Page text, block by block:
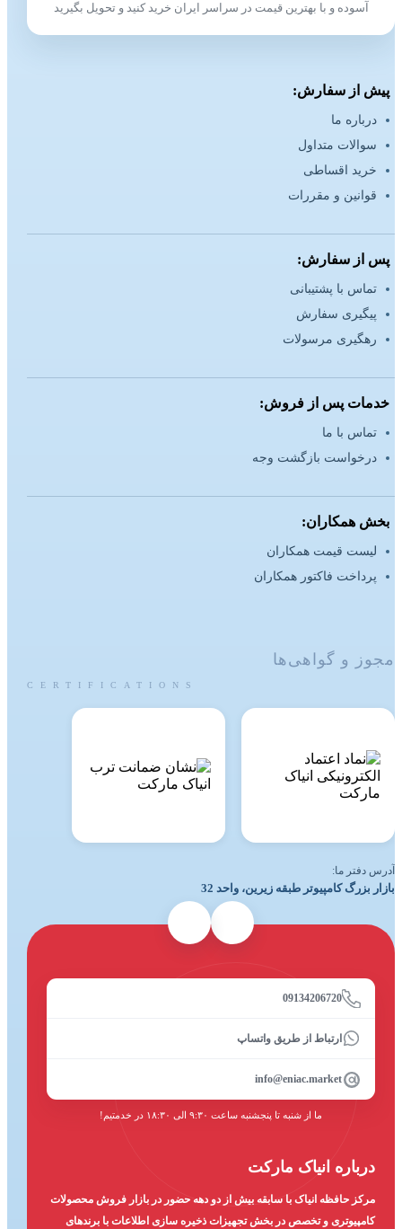
آسوده و با بهترین قیمت در سراسر ایران خرید کنید و تحویل بگیرید
پیش از سفارش:
درباره ما
سوالات متداول
خرید اقساطی
قوانین و مقررات
پس از سفارش:
تماس با پشتیبانی
پیگیری سفارش
رهگیری مرسولات
خدمات پس از فروش:
تماس با ما
درخواست بازگشت وجه
بخش همکاران:
لیست قیمت همکاران
پرداخت فاکتور همکاران
مجوز و گواهی‌ها
CERTIFICATIONS
آدرس دفتر ما:
بازار بزرگ کامپیوتر طبقه زیرین، واحد 32
09134206720
ارتباط از طریق واتساپ
info@eniac.market
ما از شنبه تا پنجشنبه ساعت ۹:۳۰ الی ۱۸:۳۰ در خدمتیم!
درباره انیاک مارکت
مرکز حافظه انیاک با سابقه بیش از دو دهه حضور در بازار فروش محصولات
کامپیوتری و تخصص در بخش تجهیزات ذخیره سازی اطلاعات با برندهای